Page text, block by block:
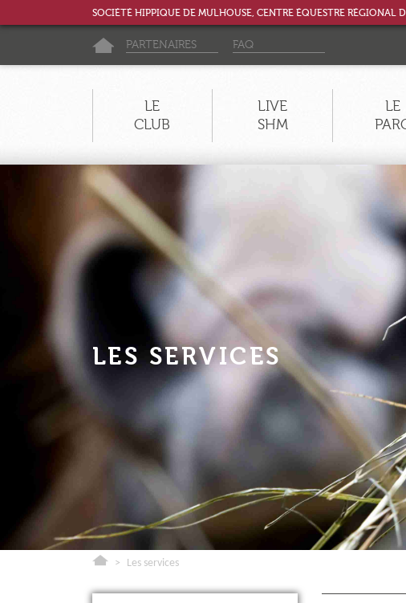
SOCIÉTÉ HIPPIQUE DE MULHOUSE, CENTRE ÉQUESTRE RÉGIONAL
PARTENAIRES FAQ
LE
CLUB
LIVE
SHM
LE
LE LIVE
LES ACTIVITÉSLES SERVICES
> Les services